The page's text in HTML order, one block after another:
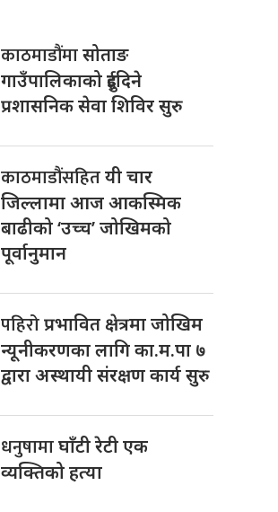
काठमाडौंमासोताङ
गाउँपालिकाको दुईदिने
प्रशासनिक सेवा शिविर सुरु
काठमाडौंसहितयी चार
जिल्लामा आज आकस्मिक
बाढीको ‘उच्च’ जोखिमको
पूर्वानुमान
पहिरोप्रभावित क्षेत्रमा जोखिम
न्यूनीकरणका लागि का.म.पा ७
द्वारा अस्थायी संरक्षण कार्य सुरु
धनुषामाघाँटी रेटी एक
व्यक्तिको हत्या